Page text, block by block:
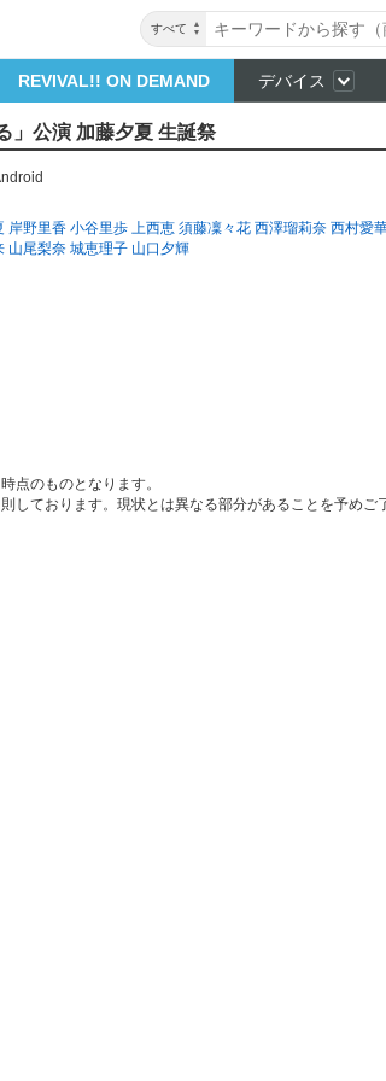
すべて
REVIVAL!! ON DEMAND デバイス
」公演 加藤夕夏 生誕祭
岸野里香 小谷里歩 上西恵 須藤凜々花 西澤瑠莉奈 西村愛
山尾梨奈 城恵理子 山口夕輝
点のものとなります。
ております。現状とは異なる部分があることを予めご